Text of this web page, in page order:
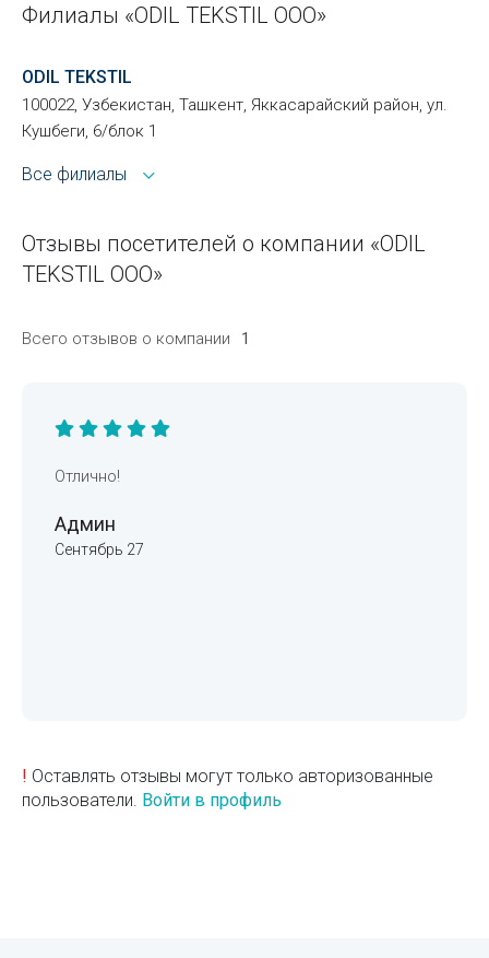
Филиалы «ODIL TEKSTIL ООО»
ODIL TEKSTIL
100022, Узбекистан, Ташкент, Яккасарайский район, ул.
Кушбеги, 6/блок 1
Все филиалы
Отзывы посетителей о компании «ODIL
TEKSTIL ООО»
Всего отзывов о компании 1
Отлично!
Админ
Сентябрь 27
! Оставлять отзывы могут только авторизованные
пользователи. Войти в профиль